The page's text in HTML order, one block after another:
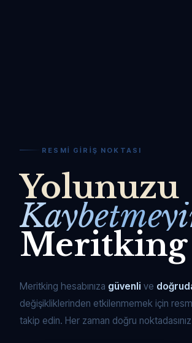
RESMI GIRIŞ NOKTASI
Yolunuzu
Meritking
Meritking hesabınıza güvenli ve
değişikliklerinden etkilenmemek için resmi
takip edin. Her zaman doğru